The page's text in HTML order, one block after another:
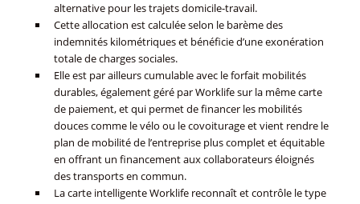
alternative pour les trajets domicile-travail.
Cette allocation est calculée selon le barème des
indemnités kilométriques et bénéficie d’une exonération
totale de charges sociales.
Elle est par ailleurs cumulable avec le forfait mobilités
durables, également géré par Worklife sur la même carte
de paiement, et qui permet de financer les mobilités
douces comme le vélo ou le covoiturage et vient rendre le
plan de mobilité de l’entreprise plus complet et équitable
en offrant un financement aux collaborateurs éloignés
des transports en commun.
La carte intelligente Worklife reconnaît et contrôle le type